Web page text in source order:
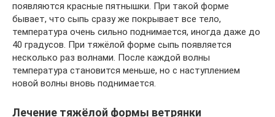
появляются красные пятнышки. При такой форме
бывает, что сыпь сразу же покрывает все тело,
температура очень сильно поднимается, иногда даже до
40 градусов. При тяжёлой форме сыпь появляется
несколько раз волнами. После каждой волны
температура становится меньше, но с наступлением
новой волны вновь поднимается.
Лечение тяжёлой формы ветрянки